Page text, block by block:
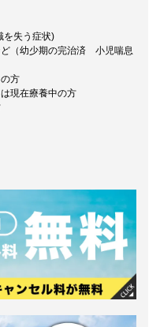
を失う症状)
ど（幼少期の完治済 小児喘息
方
現在療養中の方